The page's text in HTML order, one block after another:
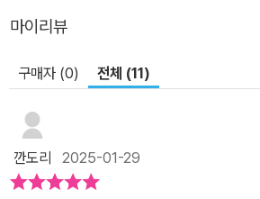
읽은 내용을 바탕으로 다시금 다짐할 수 있
에 흐르는 평화로움을 발견한 사람은 영원
므로 누구나 생각의 복잡함을 덜어내면 언제
것이다. 독자들도 이 책과 함께 있는 그대로
르는 행복의 샘물을 발견하기를 기대한다.
마이리뷰
구매자 (0) 전체 (11)
깐도리 2025-01-29